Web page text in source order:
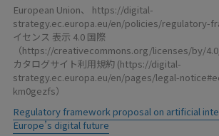
European Union、 https://digital-
strategy.ec.europa.eu/en/policies/regulatory-
イセンス 表示 4.0 国際
（https://creativecommons.org/licenses/by/
カタログサイト利用規約 (https://digital-
strategy.ec.europa.eu/en/pages/legal-
km0gezfs）
Regulatory framework proposal on artificial
Europe’s digital future